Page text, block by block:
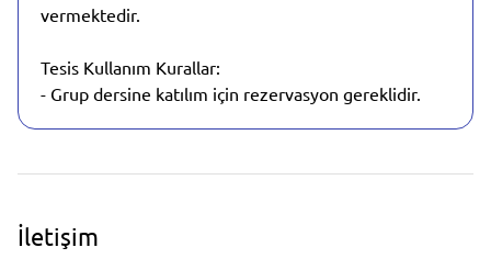
vermektedir.
Tesis Kullanım Kurallar:
- Grup dersine katılım için rezervasyon gereklidir.
İletişim